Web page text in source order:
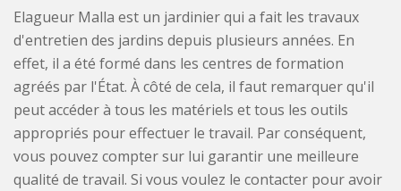
Elagueur Malla est un jardinier qui a fait les travaux
d'entretien des jardins depuis plusieurs années. En
effet, il a été formé dans les centres de formation
agréés par l'État. À côté de cela, il faut remarquer qu'il
peut accéder à tous les matériels et tous les outils
appropriés pour effectuer le travail. Par conséquent,
vous pouvez compter sur lui garantir une meilleure
qualité de travail. Si vous voulez le contacter pour avoir